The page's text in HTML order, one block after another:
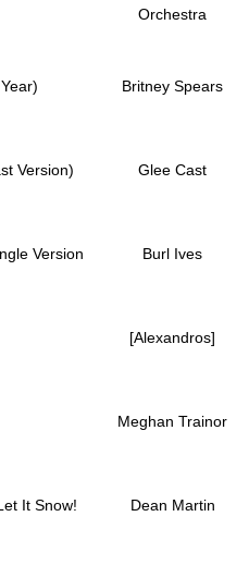
Orchestra
Britney Spears
Version) Glee Cast
Version Burl Ives
[Alexandros]
Meghan Trainor
It Snow! Dean Martin